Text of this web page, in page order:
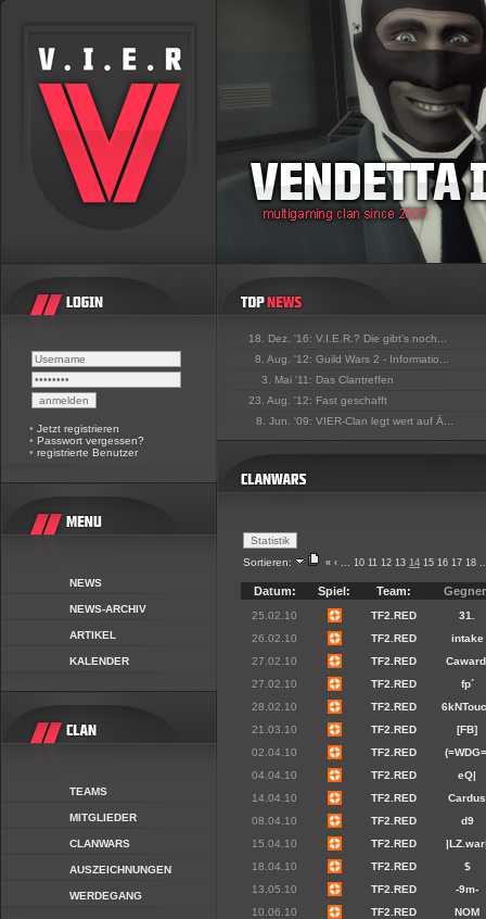
• Jetzt registrieren
• Passwort vergessen?
• registrierte Benutzer
NEWS
NEWS-ARCHIV
ARTIKEL
KALENDER
TEAMS
MITGLIEDER
CLANWARS
AUSZEICHNUNGEN
WERDEGANG
18. Dez. '16: V.I.E.R.? Die gibt's noch...
8. Aug. '12: Guild Wars 2 - Informatio...
3. Mai '11: Das Clantreffen
23. Aug. '12: Fast geschafft
8. Jun. '09: VIER-Clan legt wert auf Ä...
Sortieren: « ‹ ... 10 11 12 13 14 15 16 17 18
Datum: Spiel: Team:
25.02.10 TF2.RED
31.
26.02.10
TF2.RED
intake
27.02.10
TF2.RED
27.02.10
TF2.RED
fp´
28.02.10
TF2.RED
21.03.10
TF2.RED
[FB]
02.04.10
TF2.RED
04.04.10
TF2.RED
eQ|
14.04.10
TF2.RED
Cardus
08.04.10
TF2.RED
d9
15.04.10
TF2.RED
18.04.10
TF2.RED
$
13.05.10
TF2.RED
-9m-
10.06.10
TF2.RED
NOM